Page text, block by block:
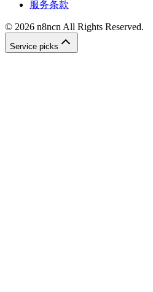
服务条款
© 2026 n8ncn All Rights Reserved.
Service picks